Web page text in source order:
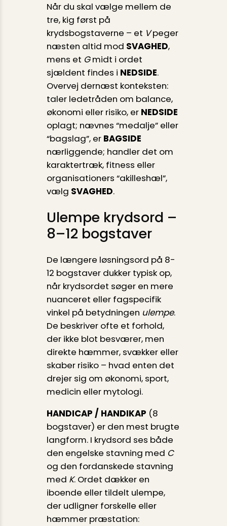
Når du skal vælge mellem de
tre, kig først på
krydsbogstaverne – et Vpeger
næsten altid mod SVAGHED,
mens et Gmidt i ordet
sjældent findes i NEDSIDE.
Overvej dernæst konteksten:
taler ledetråden om balance,
økonomi eller risiko, er NEDSIDE
oplagt; nævnes “medalje” eller
“bagslag”, er BAGSIDE
nærliggende; handler det om
karaktertræk, fitness eller
organisationers “akilleshæl”,
vælg SVAGHED.
Ulempe krydsord –
8–12 bogstaver
De længere løsningsord på 8-
12 bogstaver dukker typisk op,
når krydsordet søger en mere
nuanceret eller fagspecifik
vinkel på betydningen ulempe.
De beskriver ofte et forhold,
der ikke blot besværer, men
direkte hæmmer, svækker eller
skaber risiko – hvad enten det
drejer sig om økonomi, sport,
medicin eller mytologi.
HANDICAP / HANDIKAP (8
bogstaver) er den mest brugte
langform. I krydsord ses både
den engelske stavning med C
og den fordanskede stavning
med K. Ordet dækker en
iboende eller tildelt ulempe,
der udligner forskelle eller
hæmmer præstation: